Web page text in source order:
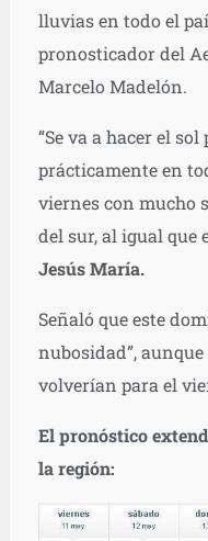
lluvias en todo el
pronosticador del
Marcelo Madelón.
“Se va a hacer el
prácticamente en
viernes con mucho
del sur, al igual que
Jesús María.
Señaló que este
nubosidad”,
volverían para el
El pronóstico
la región: